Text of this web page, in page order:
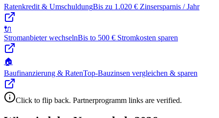
Ratenkredit & UmschuldungBis zu 1.020 € Zinsersparnis / Jahr
🔌
Stromanbieter wechselnBis to 500 € Stromkosten sparen
🏠
Baufinanzierung & RatenTop-Bauzinsen vergleichen & sparen
Click to flip back. Partnerprogramm links are verified.